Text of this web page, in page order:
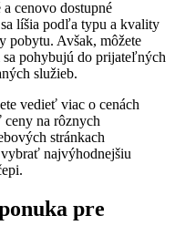
cenovo dostupné
líšia podľa typu a kvality
pobytu. Avšak, môžete
pohybujú do prijateľných
služieb.
vedieť viac o cenách
na rôznych
stránkach
najvýhodnejšiu
pre